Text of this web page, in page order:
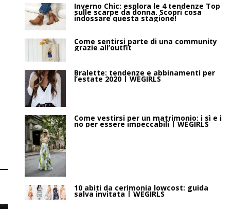
Inverno Chic: esplora le 4 tendenze Top
sulle scarpe da donna. Scopri cosa
indossare questa stagione!
Come sentirsi parte di una community
grazie all’outfit
Bralette: tendenze e abbinamenti per
l’estate 2020 | WEGIRLS
Come vestirsi per un matrimonio: i sì e i
no per essere impeccabili | WEGIRLS
10 abiti da cerimonia lowcost: guida
salva invitata | WEGIRLS